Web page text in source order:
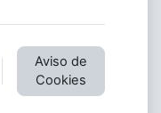
Aviso de
Cookies